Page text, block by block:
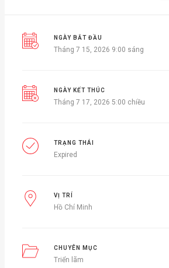
NGÀY BẮT ĐẦU
Tháng 7 15, 2026 9:00 sáng
NGÀY KẾT THÚC
Tháng 7 17, 2026 5:00 chiều
TRẠNG THÁI
Expired
VỊ TRÍ
Hồ Chí Minh
CHUYÊN MỤC
Triển lãm